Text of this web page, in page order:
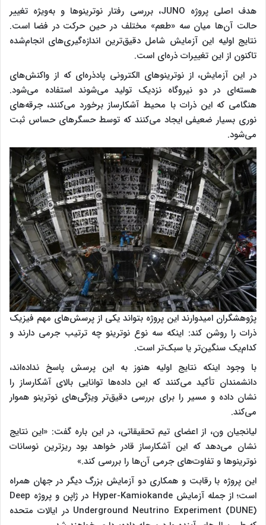
هدف اصلی پروژه JUNO، بررسی رفتار نوترینوها و به‌ویژه تغییر
حالت آن‌ها میان سه «طعم» مختلف در حین حرکت در فضا است.
نتایج اولیه این آزمایش شامل دقیق‌ترین اندازه‌گیری‌های انجام‌شده
تاکنون از این تغییرات ذره‌ای است.
در این آزمایش، از نوترینوهای الکترونی پادذره‌ای که از واکنش‌های
هسته‌ای در دو نیروگاه نزدیک تولید می‌شوند استفاده می‌شود.
هنگامی که این ذرات با محیط آشکارساز برخورد می‌کنند، جرقه‌های
نوری بسیار ضعیفی ایجاد می‌کنند که توسط حسگرهای حساس ثبت
می‌شود.
پژوهشگران امیدوارند این پروژه بتواند یکی از پرسش‌های مهم فیزیک
ذرات را روشن کند: اینکه سه نوع نوترینو چه ترتیب جرمی دارند و
کدام‌یک سنگین‌تر یا سبک‌تر است.
با وجود اینکه نتایج اولیه هنوز به این پرسش پاسخ نداده‌اند،
دانشمندان تأکید می‌کنند که این داده‌ها توانایی بالای آشکارساز را
نشان داده و مسیر را برای بررسی دقیق‌تر ویژگی‌های نوترینو هموار
می‌کند.
لیانجیان ون، از اعضای تیم تحقیقاتی، در این باره گفت: «این نتایج
نشان می‌دهد که این آشکارساز قادر خواهد بود ریزترین نوسانات
نوترینوها و تفاوت‌های جرمی آن‌ها را بررسی کند.»
این پروژه با رقابت و همکاری دو آزمایش بزرگ دیگر در جهان همراه
است؛ از جمله آزمایش Hyper-Kamiokande در ژاپن و پروژه Deep
Underground Neutrino Experiment (DUNE) در ایالات متحده